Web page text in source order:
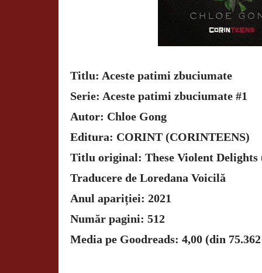
Titlu: Aceste patimi zbuciumate
Serie: Aceste patimi zbuciumate #1
Autor: Chloe Gong
Editura: CORINT (CORINTEENS)
Titlu original: These Violent Delights
Traducere de Loredana Voicilă
Anul apariției: 2021
Număr pagini: 512
Media pe Goodreads: 4,00 (din